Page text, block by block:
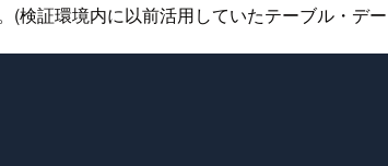
(検証環境内に以前活用していたテーブル・デ